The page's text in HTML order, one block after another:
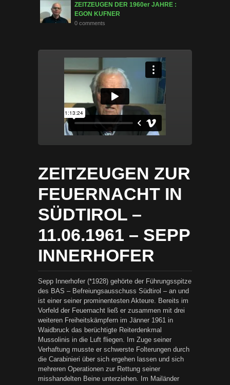
ZEITZEUGEN DER 1960er JAHRE :
EGON KUFNER
0 comments
ZEITZEUGEN ZUR
FEUERNACHT IN
SÜDTIROL –
11.06.1961 – SEPP
INNERHOFER
Sepp Innerhofer (*1928) gehörte der Führungsspitze
des BAS – Befreiungsausschuss Südtirol – an und
ist einer seiner prominentesten Akteure. Bereits im
Vorfeld der Feuernacht ließ er zusammen mit drei
weiteren Freiheitskämpfern im Jänner 1961 in
Waidbruck das berüchtigte Reiterdenkmal
Mussolinis in die Luft fliegen. Im Zuge seiner
Verhaftung musste er schwerste Folterungen durch
die Carabinieri über sich ergehen lassen und sich
mehreren Operationen zur Rettung seiner
misshandelten Beine unterziehen. Im Mailänder